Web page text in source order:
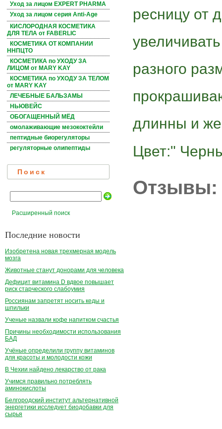
Уход за лицом EXPERT PHARMA
Уход за лицом серия Anti-Age
КИСЛОРОДНАЯ КОСМЕТИКА
ДЛЯ ТЕЛА от FABERLIC
КОСМЕТИКА ОТ КОМПАНИИ
ННПЦТО
КОСМЕТИКА по УХОДУ ЗА
ЛИЦОМ от MARY KAY
КОСМЕТИКА по УХОДУ ЗА ТЕЛОМ
от MARY KAY
ЛЕЧЕБНЫЕ БАЛЬЗАМЫ
НЬЮВЕЙС
ОБОГАЩЕННЫЙ МЁД
омолаживающие мезококтейли
пептидные биорегуляторы
регуляторные олипептиды
Поиск
Расширенный поиск
Последние новости
Изобретена новая трехмерная модель
мозга
Животные станут донорами для человека
Дефицит витамина D вдвое повышает
риск старческого слабоумия
Россиянам запретят носить кеды и
шпильки
Ученые назвали кофе напитком счастья
Причины необходимости использования
БАД
Учёные определили группу витаминов
для красоты и молодости кожи
В Чехии найдено лекарство от рака
Учимся правильно потреблять
аминокислоты
Белгородский институт альтернативной
энергетики исследует биодобавки для
сырья
ресницу от
разного
длинны и
Цвет:"
Отзывы: